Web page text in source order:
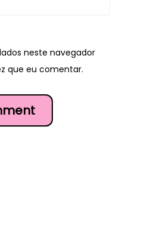
neste navegador
que eu comentar.